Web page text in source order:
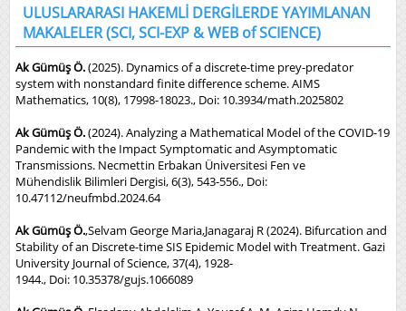
ULUSLARARASI HAKEMLİ DERGİLERDE YAYIMLANAN
MAKALELER (SCI, SCI-EXP & WEB of SCIENCE)
Ak Gümüş Ö.(2025). Dynamics of a discrete-time prey-predator
system with nonstandard finite difference scheme. AIMS
Mathematics, 10(8), 17998-18023., Doi: 10.3934/math.2025802
Ak Gümüş Ö.(2024). Analyzing a Mathematical Model of the COVID-19
Pandemic with the Impact Symptomatic and Asymptomatic
Transmissions. Necmettin Erbakan Üniversitesi Fen ve
Mühendislik Bilimleri Dergisi, 6(3), 543-556., Doi:
10.47112/neufmbd.2024.64
Ak Gümüş Ö.,Selvam George Maria,Janagaraj R (2024). Bifurcation and
Stability of an Discrete-time SIS Epidemic Model with Treatment. Gazi
University Journal of Science, 37(4), 1928-
1944., Doi: 10.35378/gujs.1066089